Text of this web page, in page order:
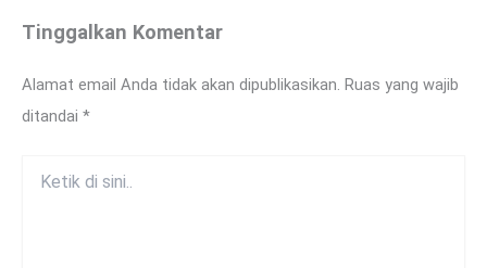
Tinggalkan Komentar
Alamat email Anda tidak akan dipublikasikan. Ruas yang wajib
ditandai *